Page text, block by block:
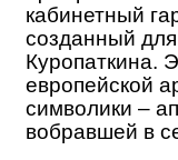
кабинетный
созданный
Куропаткина.
европейской
символики –
вобравшей в